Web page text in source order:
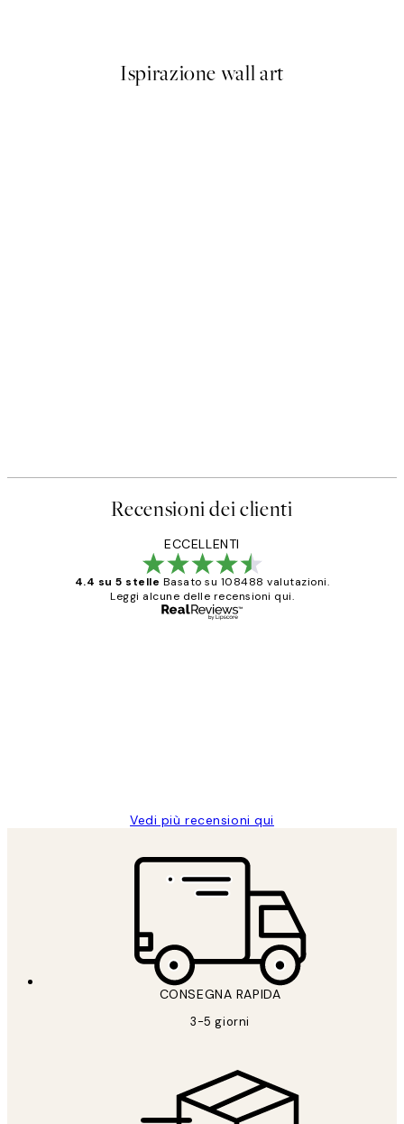
Ispirazione wall art
Recensioni dei clienti
ECCELLENTI
4.4 su 5 stelle Basato su 108488 valutazioni.
Leggi alcune delle recensioni qui.
Vedi più recensioni qui
CONSEGNA RAPIDA
3-5 giorni